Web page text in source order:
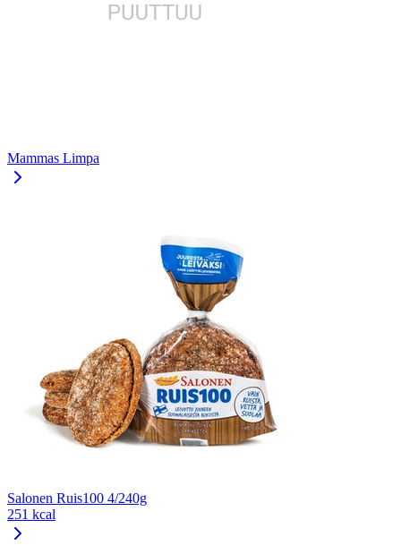
Mammas Limpa
Salonen Ruis100 4/240g
251 kcal